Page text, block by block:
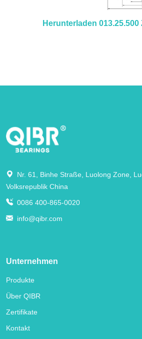
Herunterladen
Nr. 61, Binhe Straße, Luolong Zone,
Volksrepublik China
0086 400-865-0020
info@qibr.com
Unternehmen
Produkte
Über QIBR
Zertifikate
Kontakt